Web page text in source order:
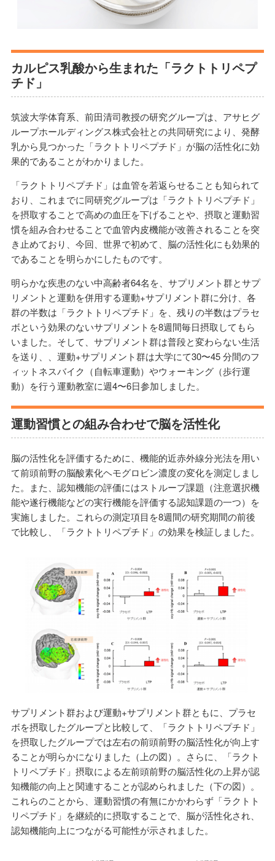
カルピス乳酸から生まれた「ラクトトリペプ
チド」
筑波大学体育系、前田清司教授の研究グループは、アサヒグ
ループホールディングス株式会社との共同研究により、発酵
乳から見つかった「ラクトトリペプチド」が脳の活性化に効
果的であることがわかりました。
「ラクトトリペプチド」は血管を若返らせることも知られて
おり、これまでに同研究グループは「ラクトトリペプチド」
を摂取することで高めの血圧を下げることや、摂取と運動習
慣を組み合わせることで血管内皮機能が改善されることを突
き止めており、今回、世界で初めて、脳の活性化にも効果的
であることを明らかにしたものです。
明らかな疾患のない中高齢者64名を、サプリメント群とサプ
リメントと運動を併用する運動+サプリメント群に分け、各
群の半数は「ラクトトリペプチド」を、残りの半数はプラセ
ボという効果のないサプリメントを8週間毎日摂取してもら
いました。そして、サプリメント群は普段と変わらない生活
を送り、、運動+サプリメント群は大学にて30〜45 分間のフ
ィットネスバイク（自転車運動）やウォーキング（歩行運
動）を行う運動教室に週4〜6日参加しました。
運動習慣との組み合わせで脳を活性化
脳の活性化を評価するために、機能的近赤外線分光法を用い
て前頭前野の脳酸素化ヘモグロビン濃度の変化を測定しまし
た。また、認知機能の評価にはストループ課題（注意選択機
能や遂行機能などの実行機能を評価する認知課題の一つ）を
実施しました。これらの測定項目を8週間の研究期間の前後
で比較し、「ラクトトリペプチド」の効果を検証しました。
サプリメント群および運動+サプリメント群ともに、プラセ
ボを摂取したグループと比較して、「ラクトトリペプチド」
を摂取したグループでは左右の前頭前野の脳活性化が向上す
ることが明らかになりました（上の図）。さらに、「ラクト
トリペプチド」摂取による左前頭前野の脳活性化の上昇が認
知機能の向上と関連することが認められました（下の図）。
これらのことから、運動習慣の有無にかかわらず「ラクトト
リペプチド」を継続的に摂取することで、脳が活性化され、
認知機能向上につながる可能性が示されました。